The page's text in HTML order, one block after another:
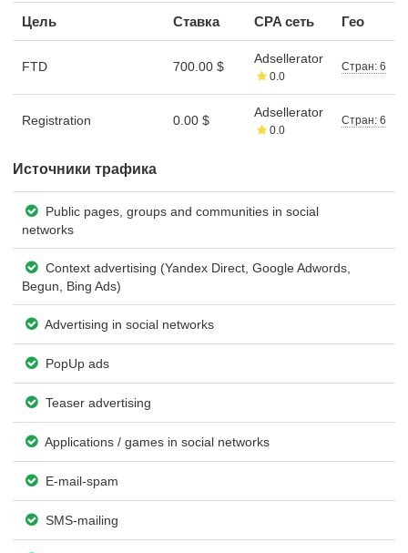
Цель Ставка CPA сеть Гео
FTD 700.00 $
Adsellerator
0.0
Стран: 6
Registration 0.00 $
Adsellerator
0.0
Стран: 6
Источники трафика
Public pages, groups and communities in social
networks
Context advertising (Yandex Direct, Google Adwords,
Begun, Bing Ads)
Advertising in social networks
PopUp ads
Teaser advertising
Applications / games in social networks
E-mail-spam
SMS-mailing